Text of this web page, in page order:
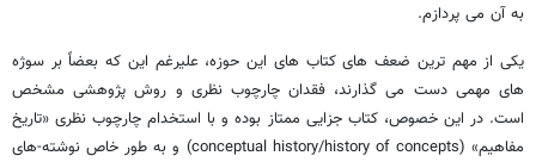
به آن می پردازم.
یکی از مهم ترین ضعف های کتاب های این حوزه، علیرغم این که بعضاً بر سوژه
های مهمی دست می گذارند، فقدان چارچوب نظری و روش پژوهشی مشخص
است. در این خصوص، کتاب جزایی ممتاز بوده و با استخدام چارچوب نظری «تاریخ
مفاهیم» (conceptual history/history of concepts) و به طور خاص نوشته-های